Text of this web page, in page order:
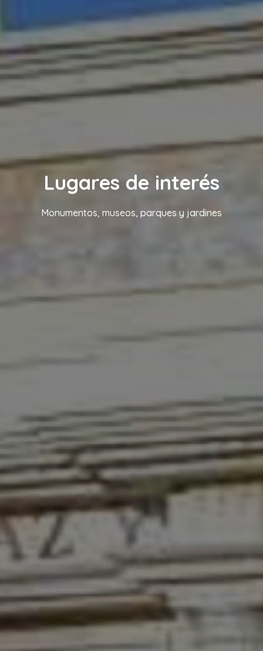
Lugares de interés
Monumentos, museos, parques y jardines